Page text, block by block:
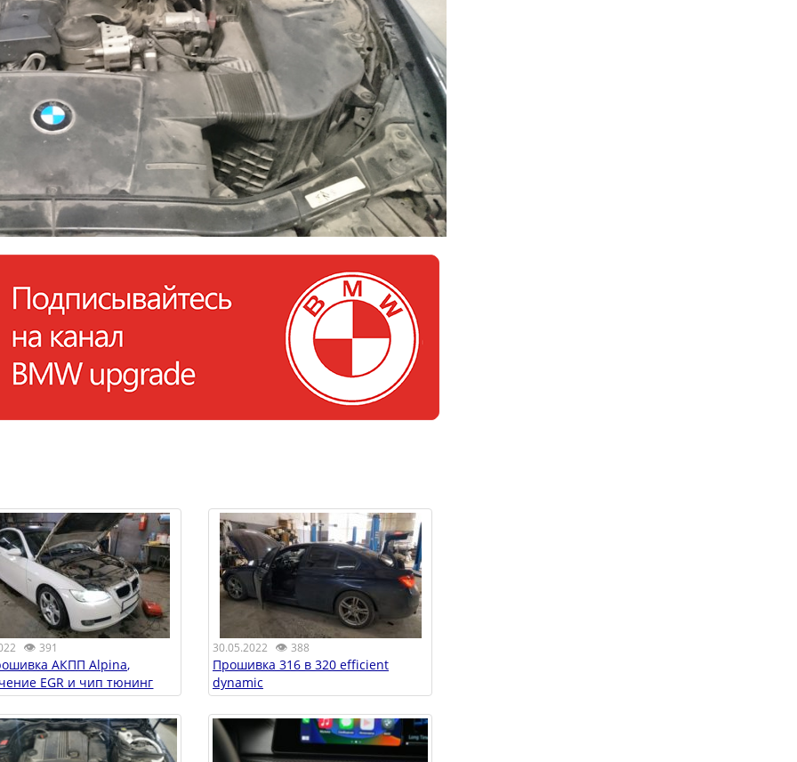
👁391
АКПП Alpina,
EGR и чип тюнинг
30.05.2022 👁 388
Прошивка 316 в 320 efficient
dynamic